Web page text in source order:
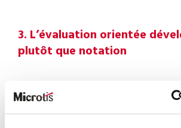
3. L’évaluation orientée
plutôt que notation
Référentiels de
évolutifs